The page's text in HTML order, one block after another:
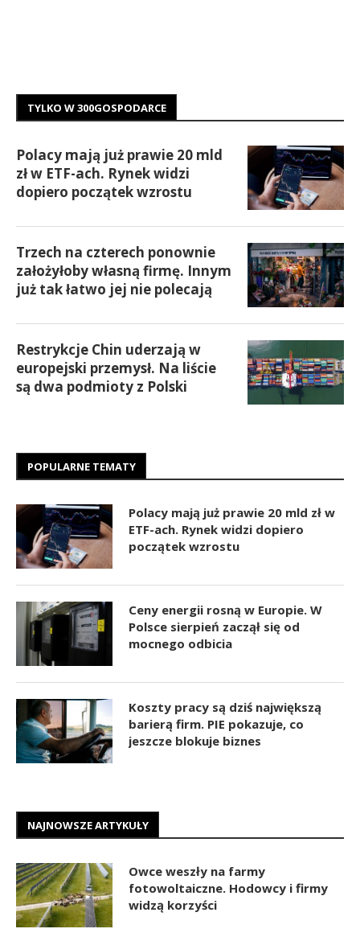
TYLKO W 300GOSPODARCE
Polacy mają już prawie 20 mld
zł w ETF-ach. Rynek widzi
dopiero początek wzrostu
Trzech na czterech ponownie
założyłoby własną firmę. Innym
już tak łatwo jej nie polecają
Restrykcje Chin uderzają w
europejski przemysł. Na liście
są dwa podmioty z Polski
POPULARNE TEMATY
Polacy mają już prawie 20 mld zł w
ETF-ach. Rynek widzi dopiero
początek wzrostu
Ceny energii rosną w Europie. W
Polsce sierpień zaczął się od
mocnego odbicia
Koszty pracy są dziś największą
barierą firm. PIE pokazuje, co
jeszcze blokuje biznes
NAJNOWSZE ARTYKUŁY
Owce weszły na farmy
fotowoltaiczne. Hodowcy i firmy
widzą korzyści